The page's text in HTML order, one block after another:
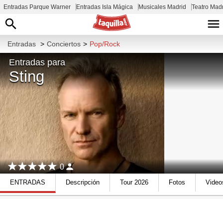
Entradas Parque Warner Entradas Isla Mágica Musicales Madrid Teatro
Entradas > Conciertos > Pop/Rock
Entradas para
Sting
0
ENTRADAS Descripción Tour 2026 Fotos